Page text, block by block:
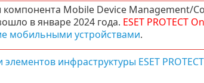
Mobile Device Management/
в январе 2024 года. ESET PROTECT
мобильными устройствами.
инфраструктуры ESET